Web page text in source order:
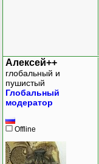
Алексей++
глобальный и
пушистый
Глобальный
модератор
Offline